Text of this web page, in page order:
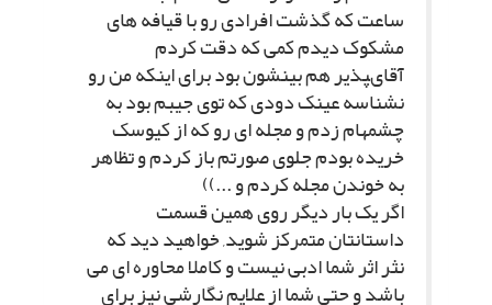
ساعت که گذشت افرادى رو با قیافه هاى
مشکوک دیدم کمى که دقت کردم
آقاىپذیر هم بینشون بود براى اینکه من رو
نشناسه عینک دودى که توى جیبم بود به
چشمهام زدم و مجله اى رو که از کیوسک
خریده بودم جلوى صورتم باز کردم و تظاهر
به خوندن مجله کردم و ...))
اگر یک بار دیگر روى همین قسمت
داستانتان متمرکز شوید, خواهید دید که
نثر اثر شما ادبى نیست و کاملا محاوره اى مى
باشد و حتى شما از علایم نگارشى نیز براى